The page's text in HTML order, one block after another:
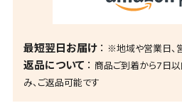
最短翌日お届け ※地域や営業日、
返品について
商品ご到着から7日
み、ご返品可能です